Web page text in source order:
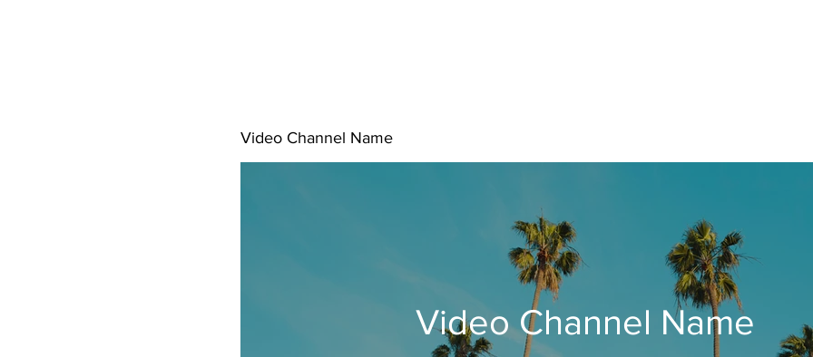
Video Channel Name
Video Channel Name